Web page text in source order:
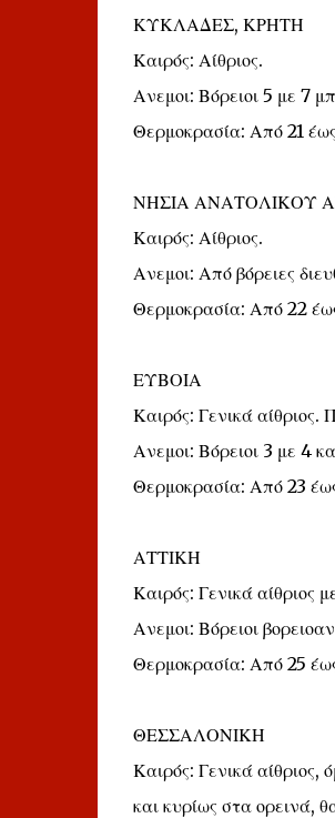
ΚΥΚΛΑΔΕΣ, ΚΡΗΤΗ
Καιρός: Αίθριος.
Ανεμοι: Βόρειοι 5 με 7
Θερμοκρασία: Από 21
ΝΗΣΙΑ ΑΝΑΤΟΛΙΚΟΥ
Καιρός: Αίθριος.
Ανεμοι: Από βόρειες
Θερμοκρασία: Από 22
ΕΥΒΟΙΑ
Καιρός: Γενικά αίθριος.
Ανεμοι: Βόρειοι 3 με 4
Θερμοκρασία: Από 23
ΑΤΤΙΚΗ
Καιρός: Γενικά αίθριος
Ανεμοι: Βόρειοι
Θερμοκρασία: Από 25
ΘΕΣΣΑΛΟΝΙΚΗ
Καιρός: Γενικά αίθριος,
και κυρίως στα ορεινά,